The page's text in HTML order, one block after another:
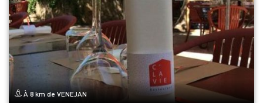
À 8 km de VENEJAN